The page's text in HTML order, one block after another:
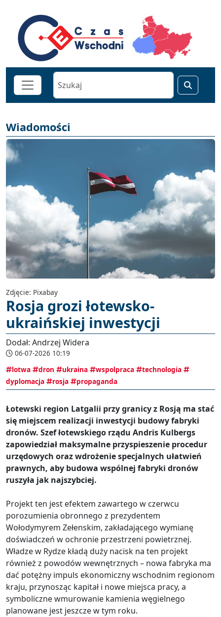
Wiadomości
Zdjęcie: Pixabay
Rosja grozi łotewsko-
ukraińskiej inwestycji
Dodał: Andrzej Widera
06-07-2026 10:19
lotwa
dron ukraina wspolpraca
technologia
dyplomacja
rosja propaganda
Łotewski region Latgalii przy granicy z Rosją ma stać
się miejscem realizacji inwestycji budowy fabryki
dronów. Szef łotewskiego rządu Andris Kulbergs
zapowiedział maksymalne przyspieszenie procedur
urzędowych oraz wdrożenie specjalnych ułatwień
prawnych, aby budowa wspólnej fabryki dronów
ruszyła jak najszybciej.
Projekt ten jest efektem zawartego w czerwcu
porozumienia obronnego z prezydentem
Wołodymyrem Zełenskim, zakładającego wymianę
doświadczeń w ochronie przestrzeni powietrznej.
Władze w Rydze kładą duży nacisk na ten projekt
również z powodów wewnętrznych – nowa fabryka ma
dać potężny impuls ekonomiczny wschodnim regionom
kraju, przynosząc kapitał i nowe miejsca pracy, a
symboliczne wmurowanie kamienia węgielnego
planowane jest jeszcze w tym roku.